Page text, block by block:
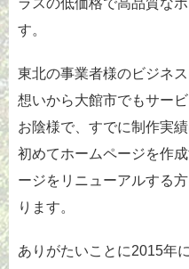
す。
東北の事業者様のビジネ
想いから大館市でもサー
お陰様で、すでに制作実
初めてホームページを作
ージをリニューアルする
ります。
ありがたいことに2015年